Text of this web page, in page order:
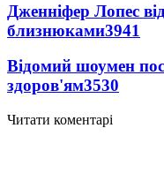
Дженніфер Лопес
близнюками3941
Відомий шоумен
здоров'ям3530
Читати коментарі